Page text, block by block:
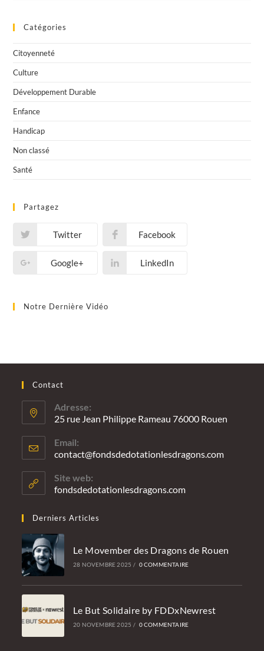
Catégories
Citoyenneté
Culture
Développement Durable
Enfance
Handicap
Non classé
Santé
Partagez
Twitter Facebook
Google+ LinkedIn
Notre Dernière Vidéo
Contact
Adresse:
25 rue Jean Philippe Rameau 76000 Rouen
Email:
contact@fondsdedotationlesdragons.comS’ouvre
Site web:
fondsdedotationlesdragons.com
Derniers Articles
Le Movember des Dragons de Rouen
28 NOVEMBRE 2025 / 0 COMMENTAIRE
Le But Solidaire by FDDxNewrest
20 NOVEMBRE 2025 / 0 COMMENTAIRE